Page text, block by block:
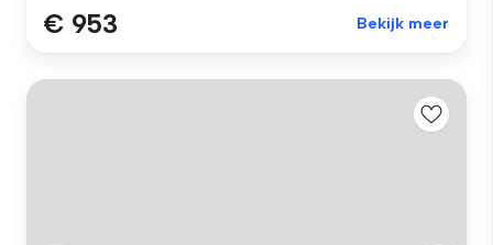
€ 953 Bekijk meer